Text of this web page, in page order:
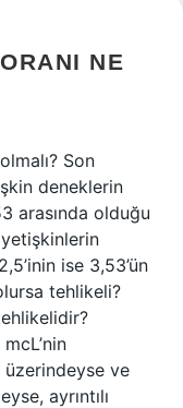
NE
Son
deneklerin
arasında olduğu
yetişkinlerin
ise 3,53’ün
tehlikeli?
ve
ayrıntılı